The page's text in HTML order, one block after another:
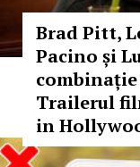
Brad Pitt,
Pacino și
Trailerul
in